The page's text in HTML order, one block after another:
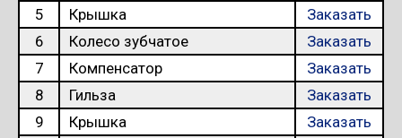
5 Крышка
Заказать
6
Колесо зубчатое
Заказать
7
Компенсатор
Заказать
8
Гильза
Заказать
9
Крышка
Заказать